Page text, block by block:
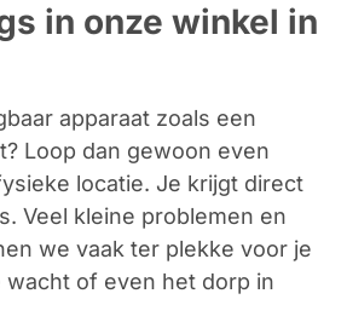
in onze winkel in
apparaat zoals een
Loop dan gewoon even
locatie. Je krijgt direct
Veel kleine problemen en
we vaak ter plekke voor je
wacht of even het dorp in